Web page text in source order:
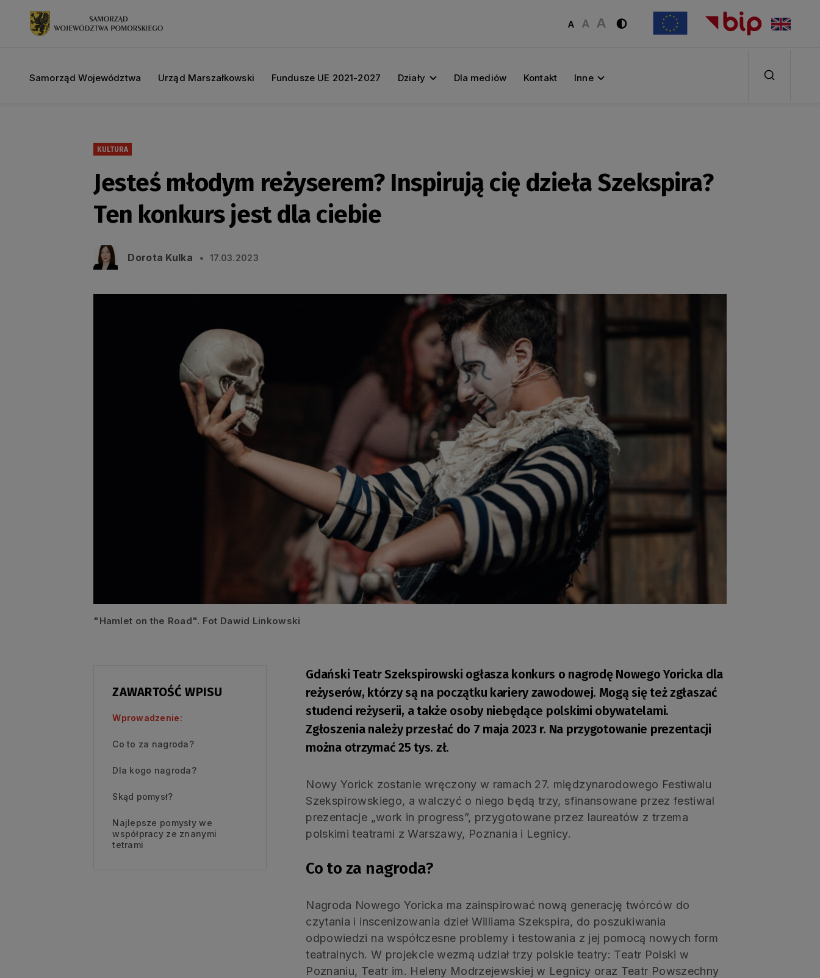
Samorząd Województwa Urząd Marszałkowski Fundusze UE 2021-2027 Działy Dla mediów Kontakt Inne
KULTURA
Jesteś młodym reżyserem? Inspirują cię dzieła Szekspira?
Ten konkurs jest dla ciebie
Dorota Kulka 17.03.2023
"Hamlet on the Road". Fot Dawid Linkowski
ZAWARTOŚĆ WPISU
Wprowadzenie:
Co to za nagroda?
Dla kogo nagroda?
Skąd pomysł?
Najlepsze pomysły we
współpracy ze znanymi
tetrami
Gdański Teatr Szekspirowski ogłasza konkurs o nagrodę Nowego Yoricka dla
reżyserów, którzy są na początku kariery zawodowej. Mogą się też zgłaszać
studenci reżyserii, a także osoby niebędące polskimi obywatelami.
Zgłoszenia należy przesłać do 7 maja 2023 r. Na przygotowanie prezentacji
można otrzymać 25 tys. zł.
Nowy Yorick zostanie wręczony w ramach 27. międzynarodowego Festiwalu
Szekspirowskiego, a walczyć o niego będą trzy, sfinansowane przez festiwal
prezentacje „work in progress”, przygotowane przez laureatów z trzema
polskimi teatrami z Warszawy, Poznania i Legnicy.
Co to za nagroda?
Nagroda Nowego Yoricka ma zainspirować nową generację twórców do
czytania i inscenizowania dzieł Williama Szekspira, do poszukiwania
odpowiedzi na współczesne problemy i testowania z jej pomocą nowych form
teatralnych. W projekcie wezmą udział trzy polskie teatry: Teatr Polski w
Poznaniu, Teatr im. Heleny Modrzejewskiej w Legnicy oraz Teatr Powszechny